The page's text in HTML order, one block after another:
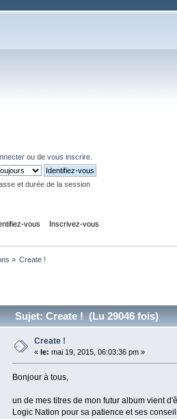
ou devous inscrire
et durée de la session
vous Inscrivez-vous
» Create !
Sujet: Create ! (Lu 29046 fois)
Create !
« le: mai 19, 2015, 06:03:36 pm »
Bonjour à tous,
un de mes titres de mon futur album vient
Logic Nation pour sa patience et ses